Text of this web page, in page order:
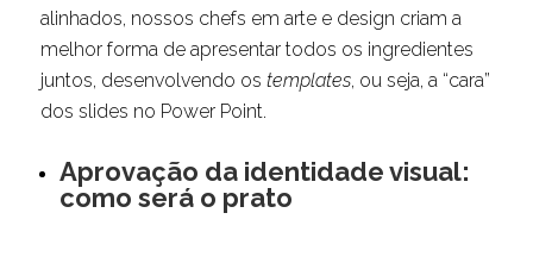
alinhados, nossos chefs em arte e design criam a
melhor forma de apresentar todos os ingredientes
juntos, desenvolvendo os templates, ou seja, a “cara”
dos slides no Power Point.
Aprovação da identidade visual:
como será o prato